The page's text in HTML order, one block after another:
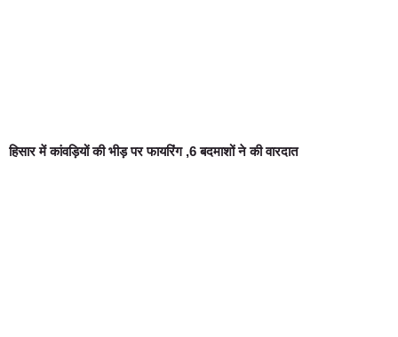
हिसार में कांवड़ियों की भीड़ पर फायरिंग ,6 बदमाशों ने की वारदात